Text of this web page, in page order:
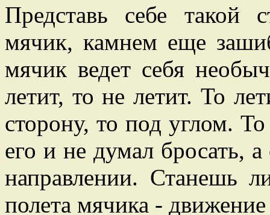
Представь себе такой
мячик, камнем еще
мячик ведет себя
летит, то не летит. То
сторону, то под углом.
его и не думал бросать,
направлении. Станешь
полета мячика -